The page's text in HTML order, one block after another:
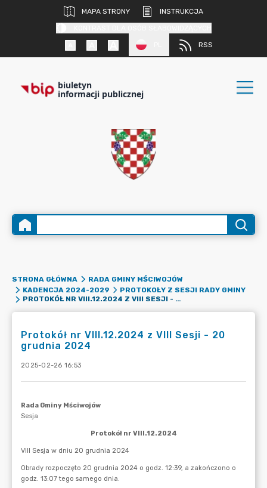
MAPA STRONY
INSTRUKCJA
RSS
biuletyn
informacji publicznej
STRONA GŁÓWNA
RADA GMINY MŚCIWOJÓW
KADENCJA 2024-2029
PROTOKOŁY Z SESJI RADY GMINY
PROTOKÓŁ NR VIII.12.2024 Z VIII SESJI - 20 GRUDNIA 2024
Protokół nr VIII.12.2024 z VIII Sesji - 20
grudnia 2024
2025-02-26 16:53